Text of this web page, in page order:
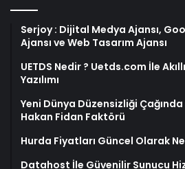
Serjoy : Dijital Medya Ajansı,
Ajansı ve Web Tasarım Ajansı
UETDS Nedir ? Uetds.com İle
Yazılımı
Yeni Dünya Düzensizliği Çağında
Hakan Fidan Faktörü
Hurda Fiyatları Güncel Olarak
Datahost İle Güvenilir Sunucu